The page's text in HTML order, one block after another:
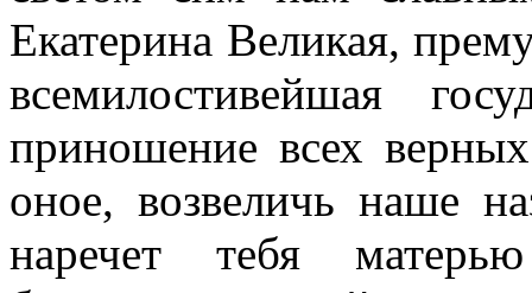
Екатерина Великая,
всемилостивейшая
приношение всех
оное, возвеличь наше
наречет тебя